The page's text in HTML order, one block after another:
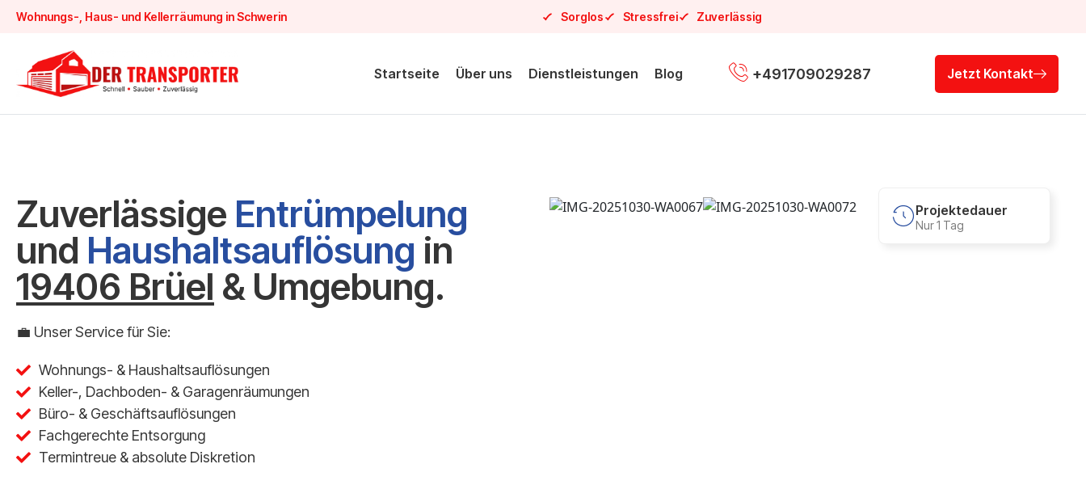
Wohnungs-, Haus- und Kellerräumung in Schwerin Sorglos Stressfrei Zuverlässig
Startseite Über uns Dienstleistungen Blog +491709029287 Jetzt Kontakt
Zuverlässige Entrümpelung
und Haushaltsauflösung in
19406 Brüel & Umgebung.
💼 Unser Service für Sie:
Wohnungs- & Haushaltsauflösungen
Keller-, Dachboden- & Garagenräumungen
Büro- & Geschäftsauflösungen
Fachgerechte Entsorgung
Termintreue & absolute Diskretion
Projektedauer
Nur 1 Tag